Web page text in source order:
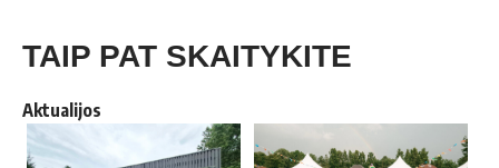
TAIP PAT SKAITYKITE
Aktualijos